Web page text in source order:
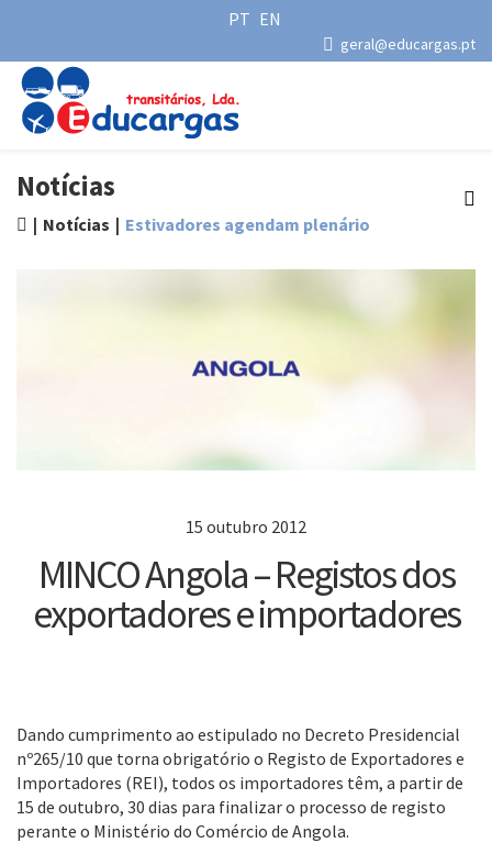
PT EN
geral@educargas.pt
Notícias
Notícias Estivadores agendam plenário
15 outubro 2012
MINCO Angola – Registos dos
exportadores e importadores
Dando cumprimento ao estipulado no Decreto Presidencial
nº265/10 que torna obrigatório o Registo de Exportadores e
Importadores (REI), todos os importadores têm, a partir de
15 de outubro, 30 dias para finalizar o processo de registo
perante o Ministério do Comércio de Angola.